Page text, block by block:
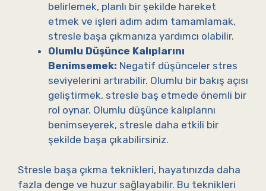
belirlemek, planlı bir şekilde hareket
etmek ve işleri adım adım tamamlamak,
stresle başa çıkmanıza yardımcı olabilir.
Olumlu Düşünce Kalıplarını
Benimsemek: Negatif düşünceler stres
seviyelerini artırabilir. Olumlu bir bakış açısı
geliştirmek, stresle baş etmede önemli bir
rol oynar. Olumlu düşünce kalıplarını
benimseyerek, stresle daha etkili bir
şekilde başa çıkabilirsiniz.
Stresle başa çıkma teknikleri, hayatınızda daha
fazla denge ve huzur sağlayabilir. Bu teknikleri